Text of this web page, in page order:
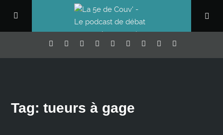
Tag: tueurs à gage